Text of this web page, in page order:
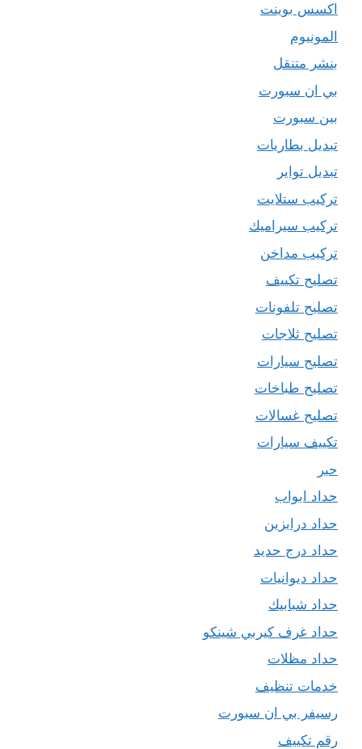
اكسس بوينت
المونيوم
بنشر متنقل
بي ان سبورت
بين سبورت
تبديل بطاريات
تبديل تواير
تركيب ستلايت
تركيب سيراميك
تركيب مداخن
تصليح تكييف
تصليح تلفونات
تصليح ثلاجات
تصليح سيارات
تصليح طباخات
تصليح غسالات
تكييف سيارات
حبر
حداد ابواب
حداد درابزين
حداد درج حديد
حداد ديوانيات
حداد شبابيك
حداد غرف كيربي شينكو
حداد مظلات
خدمات تنظيف
رسيفر بي ان سبورت
رقم تكييف